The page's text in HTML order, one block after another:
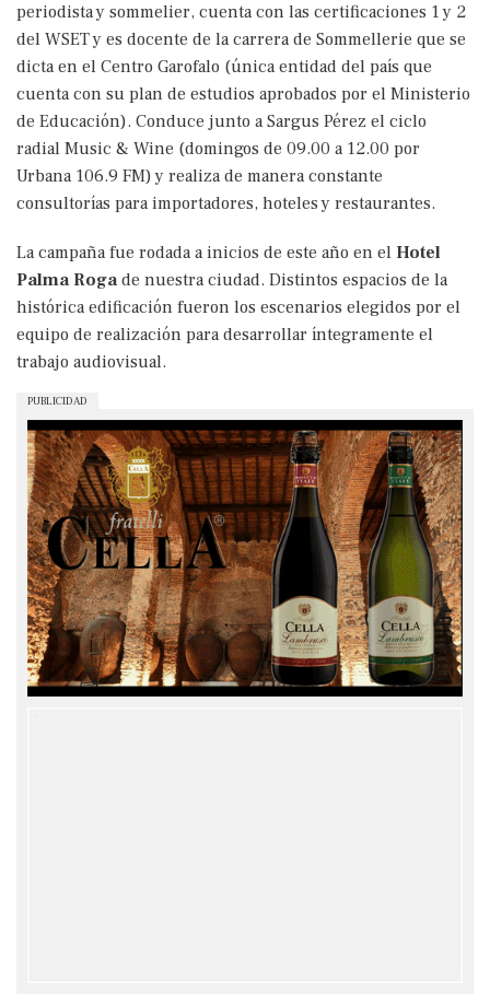
periodista y sommelier, cuenta con las certificaciones 1 y 2
del WSET y es docente de la carrera de Sommellerie que se
dicta en el Centro Garofalo (única entidad del país que
cuenta con su plan de estudios aprobados por el Ministerio
de Educación). Conduce junto a Sargus Pérez el ciclo
radial Music & Wine (domingos de 09.00 a 12.00 por
Urbana 106.9 FM) y realiza de manera constante
consultorías para importadores, hoteles y restaurantes.
La campaña fue rodada a inicios de este año en el Hotel
Palma Rogade nuestra ciudad. Distintos espacios de la
histórica edificación fueron los escenarios elegidos por el
equipo de realización para desarrollar íntegramente el
trabajo audiovisual.
PUBLICIDAD